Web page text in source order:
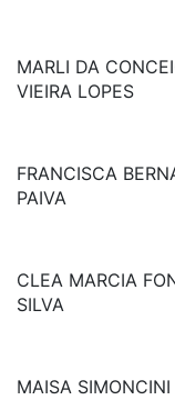
MARLI DA
VIEIRA LOPES
FRANCISCA
PAIVA
CLEA MARCIA
SILVA
MAISA